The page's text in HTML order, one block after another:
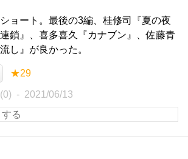
ョート。最後の3編、桂修司『夏の夜
鎖』、喜多喜久『カナブン』、佐藤青
し』が良かった。
★29
2021/06/13